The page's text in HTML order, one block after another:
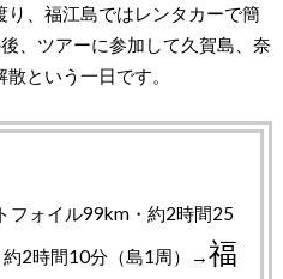
、福江島ではレンタカーで簡
、ツアーに参加して久賀島、奈
という一日です。
フォイル99km・約2時間25
2時間10分（島1周）→福